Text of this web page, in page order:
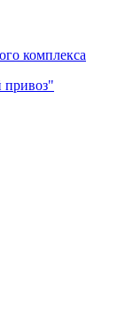
комплекса
привоз"